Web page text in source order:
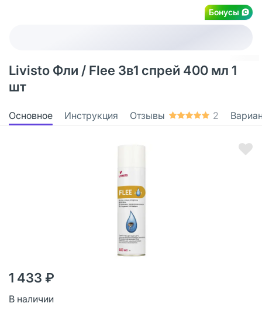
Бонусы
Livisto Фли / Flee 3в1 спрей 400 мл 1
шт
Основное Инструкция Отзывы 2
1 433 ₽
В наличии